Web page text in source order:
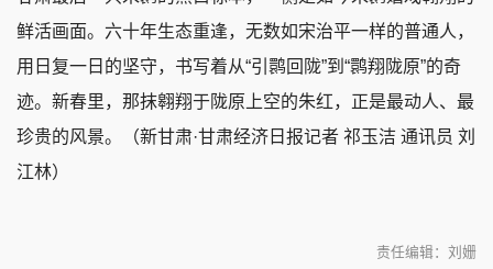
鲜活画面。六十年生态重逢，无数如宋治平一样的普通人，
用日复一日的坚守，书写着从“引鹮回陇”到“鹮翔陇原”的奇
迹。新春里，那抹翱翔于陇原上空的朱红，正是最动人、最
珍贵的风景。（新甘肃·甘肃经济日报记者 祁玉洁 通讯员 刘
江林）
责任编辑：刘姗